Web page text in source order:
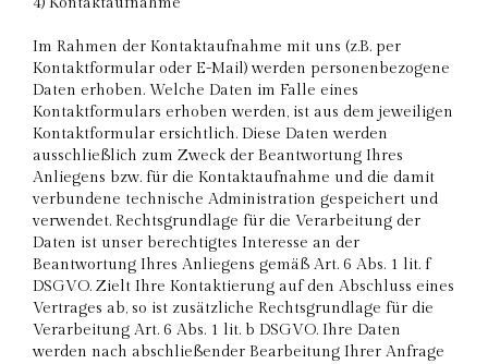
Im Rahmen der Kontaktaufnahme mit uns (z.B. per
Kontaktformular oder E-Mail) werden personenbezogene
Daten erhoben. Welche Daten im Falle eines
Kontaktformulars erhoben werden, ist aus dem jeweiligen
Kontaktformular ersichtlich. Diese Daten werden
ausschließlich zum Zweck der Beantwortung Ihres
Anliegens bzw. für die Kontaktaufnahme und die damit
verbundene technische Administration gespeichert und
verwendet. Rechtsgrundlage für die Verarbeitung der
Daten ist unser berechtigtes Interesse an der
Beantwortung Ihres Anliegens gemäß Art. 6 Abs. 1 lit. f
DSGVO. Zielt Ihre Kontaktierung auf den Abschluss eines
Vertrages ab, so ist zusätzliche Rechtsgrundlage für die
Verarbeitung Art. 6 Abs. 1 lit. b DSGVO. Ihre Daten
werden nach abschließender Bearbeitung Ihrer Anfrage